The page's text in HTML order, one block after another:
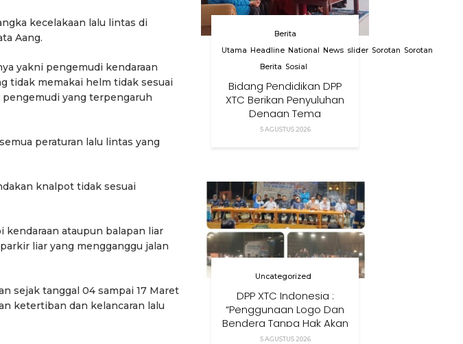
kecelakaan lalu lintas di
Aang.
yakni pengemudi kendaraan
tidak memakai helm tidak sesuai
yang terpengaruh
peraturan lalu lintas yang
knalpot tidak sesuai
kendaraan ataupun balapan liar
liar yang mengganggu jalan
sejak tanggal 04 sampai 17 Maret
ketertiban dan kelancaran lalu
Berita
Utama
Headline National News slider Sorotan Sorotan
Berita Sosial
Bidang Pendidikan DPP
XTC Berikan Penyuluhan
Dengan Tema
Membangun Peran
5 AGUSTUS 2026
Uncategorized
DPP XTC Indonesia :
“Penggunaan Logo Dan
Bendera Tanpa Hak Akan
Ditindak”
5 AGUSTUS 2026